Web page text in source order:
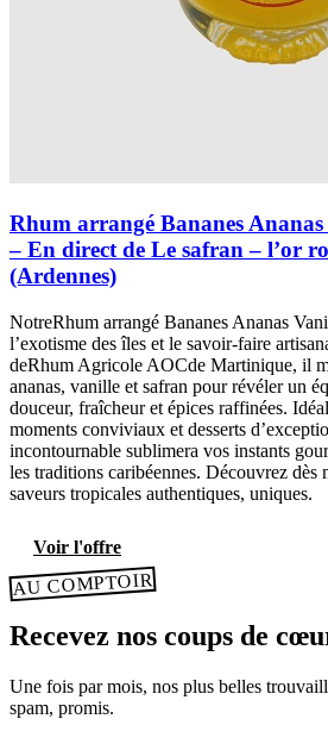
Rhum arrangé Bananes
– En direct de Le safran – l’or
(Ardennes)
NotreRhum arrangé Bananes Ananas
l’exotisme des îles et le savoir-faire
deRhum Agricole AOCde Martinique, il
ananas, vanille et safran pour révéler un
douceur, fraîcheur et épices raffinées.
moments conviviaux et desserts
incontournable sublimera vos instants
les traditions caribéennes. Découvrez dès
saveurs tropicales authentiques, uniques.
Voir l'offre
AU COMPTOIR
Recevez nos coups de
Une fois par mois, nos plus belles
spam, promis.